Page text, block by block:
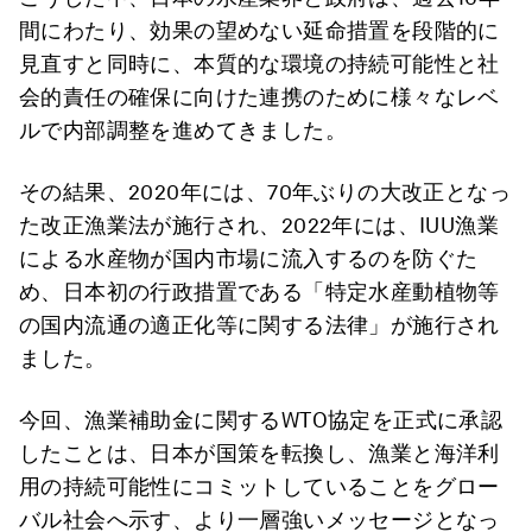
間にわたり、効果の望めない延命措置を段階的に
見直すと同時に、本質的な環境の持続可能性と社
会的責任の確保に向けた連携のために様々なレベ
ルで内部調整を進めてきました。
その結果、2020年には、70年ぶりの大改正となっ
た改正漁業法が施行され、2022年には、IUU漁業
による水産物が国内市場に流入するのを防ぐた
め、日本初の行政措置である「特定水産動植物等
の国内流通の適正化等に関する法律」が施行され
ました。
今回、漁業補助金に関するWTO協定を正式に承認
したことは、日本が国策を転換し、漁業と海洋利
用の持続可能性にコミットしていることをグロー
バル社会へ示す、より一層強いメッセージとなっ